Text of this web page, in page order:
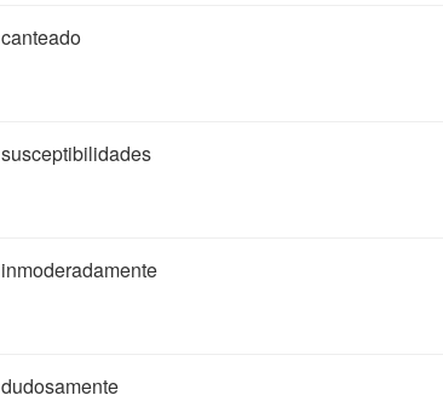
canteado
susceptibilidades
inmoderadamente
dudosamente